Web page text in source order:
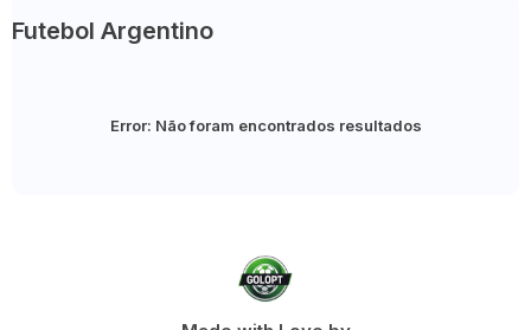
Futebol Argentino
Error: Não foram encontrados resultados